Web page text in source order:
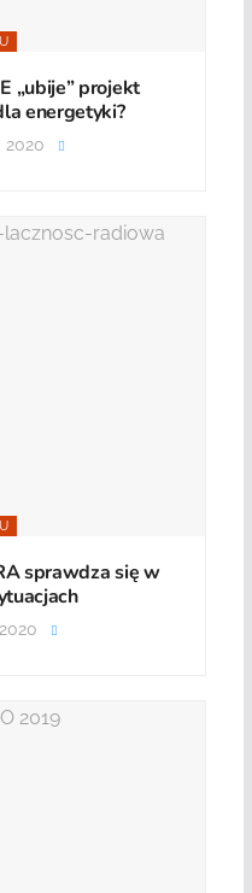
„ubije” projekt
energetyki?
2020
sprawdza się w